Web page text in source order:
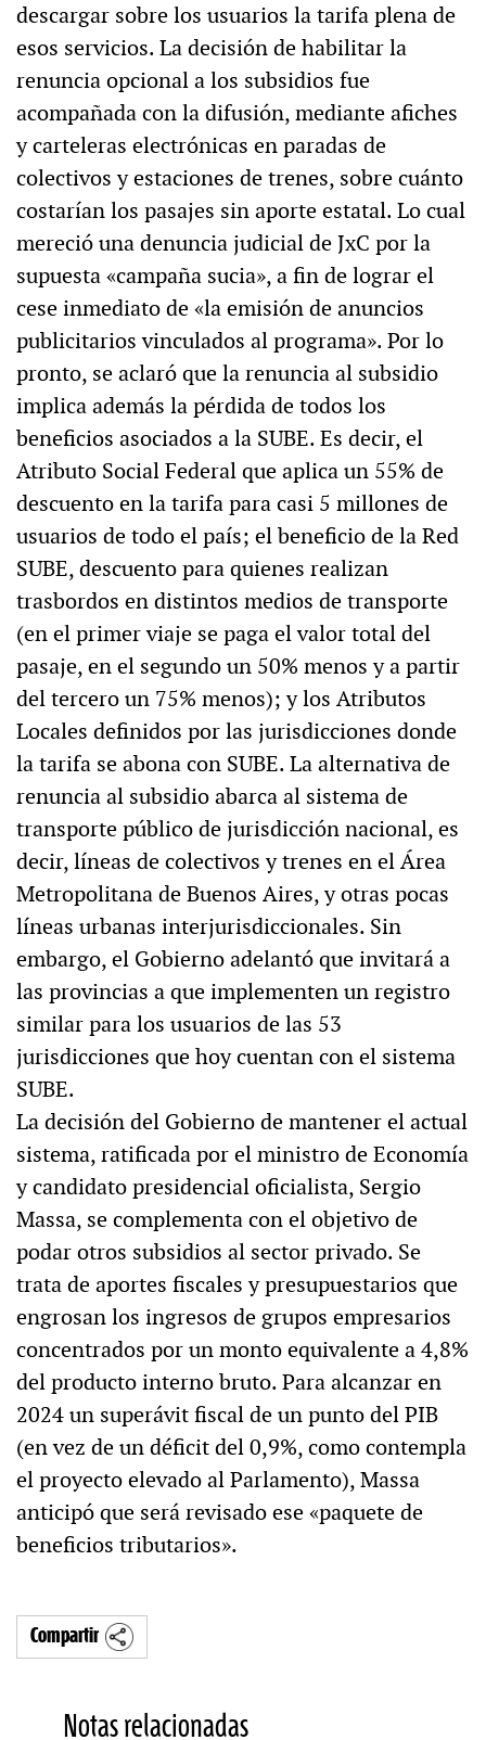
descargar sobre los usuarios la tarifa plena de
esos servicios. La decisión de habilitar la
renuncia opcional a los subsidios fue
acompañada con la difusión, mediante afiches
y carteleras electrónicas en paradas de
colectivos y estaciones de trenes, sobre cuánto
costarían los pasajes sin aporte estatal. Lo cual
mereció una denuncia judicial de JxC por la
supuesta «campaña sucia», a fin de lograr el
cese inmediato de «la emisión de anuncios
publicitarios vinculados al programa». Por lo
pronto, se aclaró que la renuncia al subsidio
implica además la pérdida de todos los
beneficios asociados a la SUBE. Es decir, el
Atributo Social Federal que aplica un 55% de
descuento en la tarifa para casi 5 millones de
usuarios de todo el país; el beneficio de la Red
SUBE, descuento para quienes realizan
trasbordos en distintos medios de transporte
(en el primer viaje se paga el valor total del
pasaje, en el segundo un 50% menos y a partir
del tercero un 75% menos); y los Atributos
Locales definidos por las jurisdicciones donde
la tarifa se abona con SUBE. La alternativa de
renuncia al subsidio abarca al sistema de
transporte público de jurisdicción nacional, es
decir, líneas de colectivos y trenes en el Área
Metropolitana de Buenos Aires, y otras pocas
líneas urbanas interjurisdiccionales. Sin
embargo, el Gobierno adelantó que invitará a
las provincias a que implementen un registro
similar para los usuarios de las 53
jurisdicciones que hoy cuentan con el sistema
SUBE.
La decisión del Gobierno de mantener el actual
sistema, ratificada por el ministro de Economía
y candidato presidencial oficialista, Sergio
Massa, se complementa con el objetivo de
podar otros subsidios al sector privado. Se
trata de aportes fiscales y presupuestarios que
engrosan los ingresos de grupos empresarios
concentrados por un monto equivalente a 4,8%
del producto interno bruto. Para alcanzar en
2024 un superávit fiscal de un punto del PIB
(en vez de un déficit del 0,9%, como contempla
el proyecto elevado al Parlamento), Massa
anticipó que será revisado ese «paquete de
beneficios tributarios».
Compartir
Notas relacionadas